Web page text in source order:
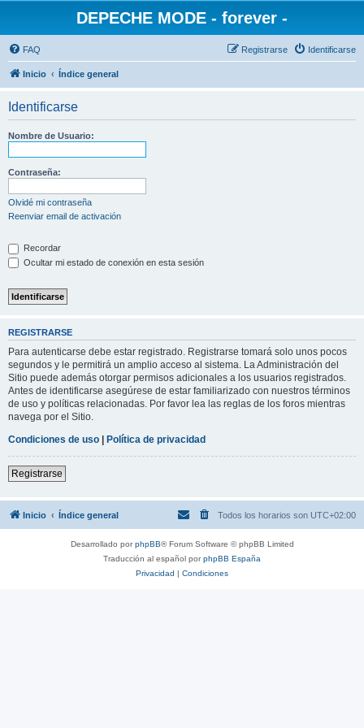
DEPECHE MODE - forever -
FAQ Identificarse
Registrarse
Inicio Índice general
Identificarse
Nombre de Usuario:
Contraseña:
Olvidé mi contraseña
Reenviar email de activación
Recordar
Ocultar mi estado de conexión en esta sesión
REGISTRARSE
Para autenticarse debe estar registrado. Registrarse tomará solo unos pocos
segundos y le permitirá un amplio acceso al sistema. La Administración del
Sitio puede además otorgar permisos adicionales a los usuarios registrados.
Antes de identificarse asegúrese de estar familiarizado con nuestros términos
de uso y políticas relacionadas. Por favor lea las reglas de los foros mientras
navega por el Sitio.
Condiciones de uso | Política de privacidad
Registrarse
Inicio Índice general Todos los horarios son UTC+02:00
Desarrollado porphpBB® Forum Software © phpBB Limited
Traducción al español porphpBB España
Privacidad | Condiciones